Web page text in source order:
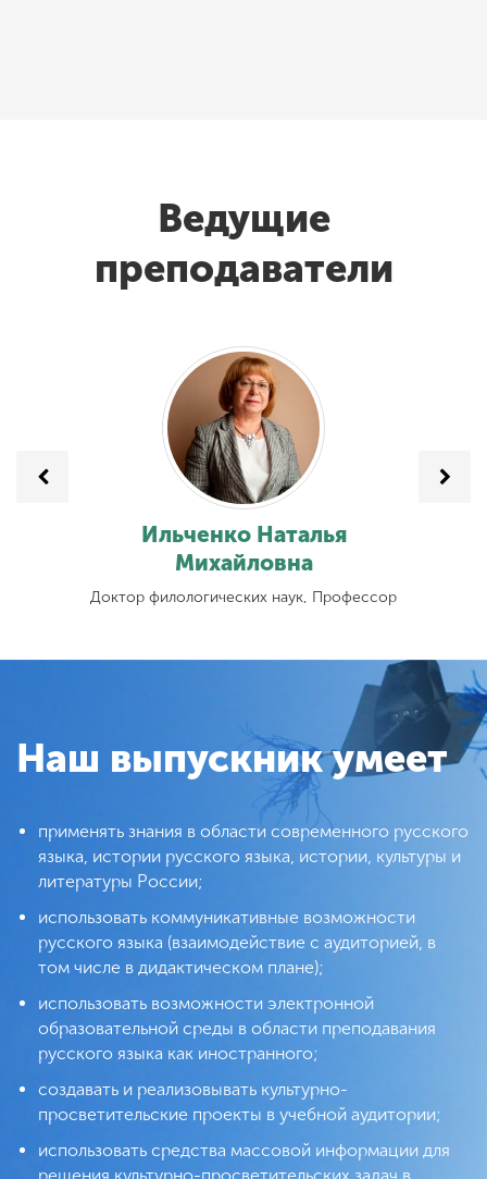
Ведущие
преподаватели
Ильченко Наталья
Михайловна
Доктор филологических наук, Профессор
Наш выпускник умеет
применять знания в области современного русского
языка, истории русского языка, истории, культуры и
литературы России;
использовать коммуникативные возможности
русского языка (взаимодействие с аудиторией, в
том числе в дидактическом плане);
использовать возможности электронной
образовательной среды в области преподавания
русского языка как иностранного;
создавать и реализовывать культурно-
просветительские проекты в учебной аудитории;
использовать средства массовой информации для